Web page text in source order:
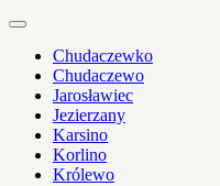
Chudaczewko
Chudaczewo
Jarosławiec
Jezierzany
Karsino
Korlino
Królewo